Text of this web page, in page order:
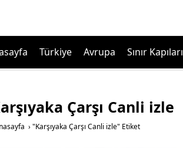
Türkiye Avrupa Sınır Kapıları
Çarşı Canli izle
› "Karşıyaka Çarşı Canli izle" Etiket